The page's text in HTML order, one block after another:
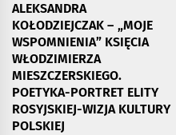
ALEKSANDRA
KOŁODZIEJCZAK – „MOJE
WSPOMNIENIA” KSIĘCIA
WŁODZIMIERZA
MIESZCZERSKIEGO.
POETYKA-PORTRET ELITY
ROSYJSKIEJ-WIZJA KULTURY
POLSKIEJ